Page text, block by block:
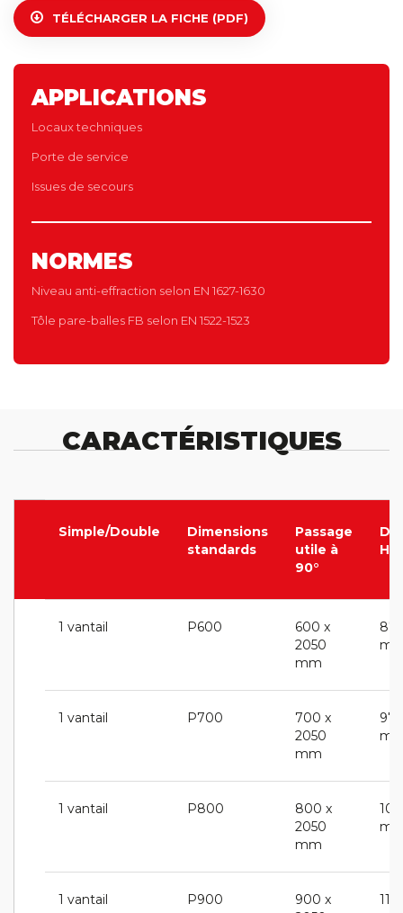
TÉLÉCHARGER LA FICHE (PDF)
APPLICATIONS
Locaux techniques
Porte de service
Issues de secours
NORMES
Niveau anti-effraction selon EN 1627-1630
Tôle pare-balles FB selon EN 1522-1523
CARACTÉRISTIQUES
Simple/Double
Dimensions
standards
Passage
utile à
90°
1 vantail P600
600 x
2050
mm
1 vantail P700
700 x
2050
mm
1 vantail P800
800 x
2050
mm
1 vantail P900
900 x